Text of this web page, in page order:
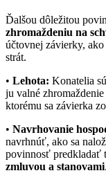
Ďalšou dôležitou
zhromaždeniu na
účtovnej závierky,
strát.
• Lehota: Konatelia
ju valné
ktorému sa závierka
• Navrhovanie
navrhnúť, ako sa
povinnosť predkladať
zmluvou a stanovami.